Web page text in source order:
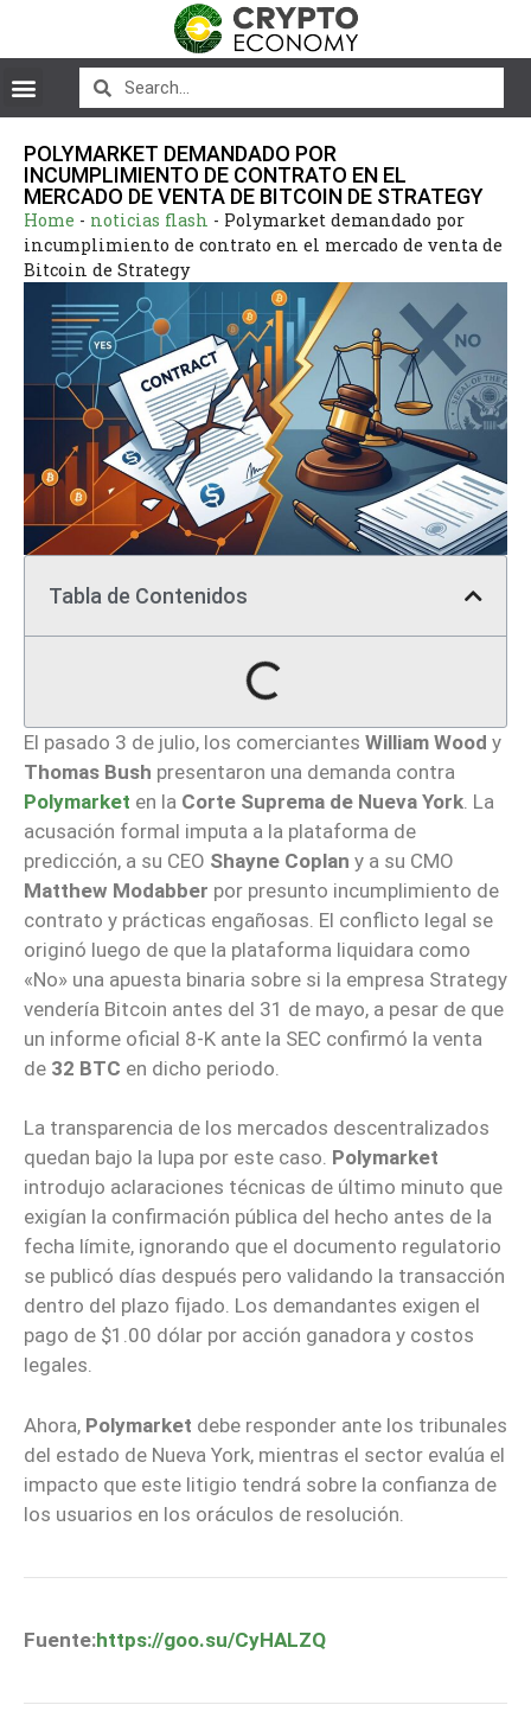
POLYMARKET DEMANDADO POR
INCUMPLIMIENTO DE CONTRATO EN EL
MERCADO DE VENTA DE BITCOIN DE STRATEGY
Home - noticias flash - Polymarket demandado por
incumplimiento de contrato en el mercado de venta de
Bitcoin de Strategy
Tabla de Contenidos
El pasado 3 de julio, los comerciantes William Wood y
Thomas Bush presentaron una demanda contra
Polymarket en la Corte Suprema de Nueva York . La
acusación formal imputa a la plataforma de
predicción, a su CEO Shayne Coplan y a su CMO
Matthew Modabber por presunto incumplimiento de
contrato y prácticas engañosas. El conflicto legal se
originó luego de que la plataforma liquidara como
«No» una apuesta binaria sobre si la empresa Strategy
vendería Bitcoin antes del 31 de mayo, a pesar de que
un informe oficial 8-K ante la SEC confirmó la venta
de 32 BTC en dicho periodo.
La transparencia de los mercados descentralizados
quedan bajo la lupa por este caso. Polymarket
introdujo aclaraciones técnicas de último minuto que
exigían la confirmación pública del hecho antes de la
fecha límite, ignorando que el documento regulatorio
se publicó días después pero validando la transacción
dentro del plazo fijado. Los demandantes exigen el
pago de $1.00 dólar por acción ganadora y costos
legales.
Ahora, Polymarket debe responder ante los tribunales
del estado de Nueva York, mientras el sector evalúa el
impacto que este litigio tendrá sobre la confianza de
los usuarios en los oráculos de resolución.
Fuente:https://goo.su/CyHALZQ